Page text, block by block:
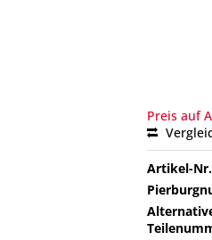
Preis auf
Artikel-